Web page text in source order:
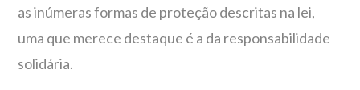
as inúmeras formas de proteção descritas na lei,
uma que merece destaque é a da responsabilidade
solidária.